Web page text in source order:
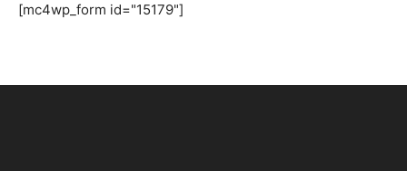
[mc4wp_form id="15179"]